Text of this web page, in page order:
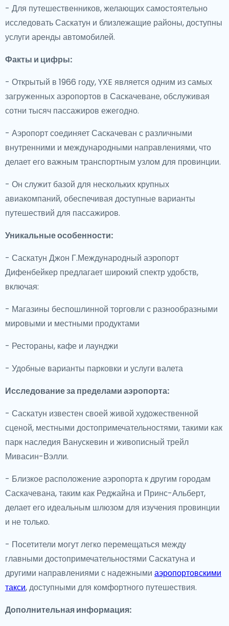
- Для путешественников, желающих самостоятельно
исследовать Саскатун и близлежащие районы, доступны
услуги аренды автомобилей.
Факты и цифры:
- Открытый в 1966 году, YXE является одним из самых
загруженных аэропортов в Саскачеване, обслуживая
сотни тысяч пассажиров ежегодно.
- Аэропорт соединяет Саскачеван с различными
внутренними и международными направлениями, что
делает его важным транспортным узлом для провинции.
- Он служит базой для нескольких крупных
авиакомпаний, обеспечивая доступные варианты
путешествий для пассажиров.
Уникальные особенности:
- Саскатун Джон Г.Международный аэропорт
Дифенбейкер предлагает широкий спектр удобств,
включая:
- Магазины беспошлинной торговли с разнообразными
мировыми и местными продуктами
- Рестораны, кафе и лаунджи
- Удобные варианты парковки и услуги валета
Исследование за пределами аэропорта:
- Саскатун известен своей живой художественной
сценой, местными достопримечательностями, такими как
парк наследия Ванускевин и живописный трейл
Мивасин-Вэлли.
- Близкое расположение аэропорта к другим городам
Саскачевана, таким как Реджайна и Принс-Альберт,
делает его идеальным шлюзом для изучения провинции
и не только.
- Посетители могут легко перемещаться между
главными достопримечательностями Саскатуна и
другими направлениями с надежными аэропортовскими
такси, доступными для комфортного путешествия.
Дополнительная информация: